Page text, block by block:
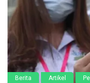
Berita Artikel